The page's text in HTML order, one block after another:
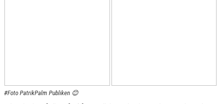
#Foto PatrikPalm Publiken 😊